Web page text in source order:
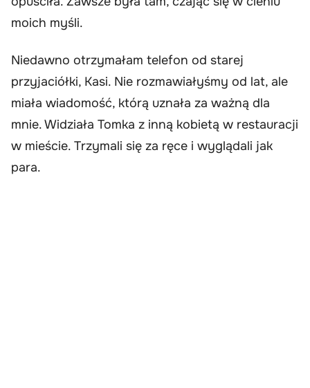
moich myśli.
Niedawno otrzymałam telefon od starej
przyjaciółki, Kasi. Nie rozmawiałyśmy od lat, ale
miała wiadomość, którą uznała za ważną dla
mnie. Widziała Tomka z inną kobietą w restauracji
w mieście. Trzymali się za ręce i wyglądali jak
para.